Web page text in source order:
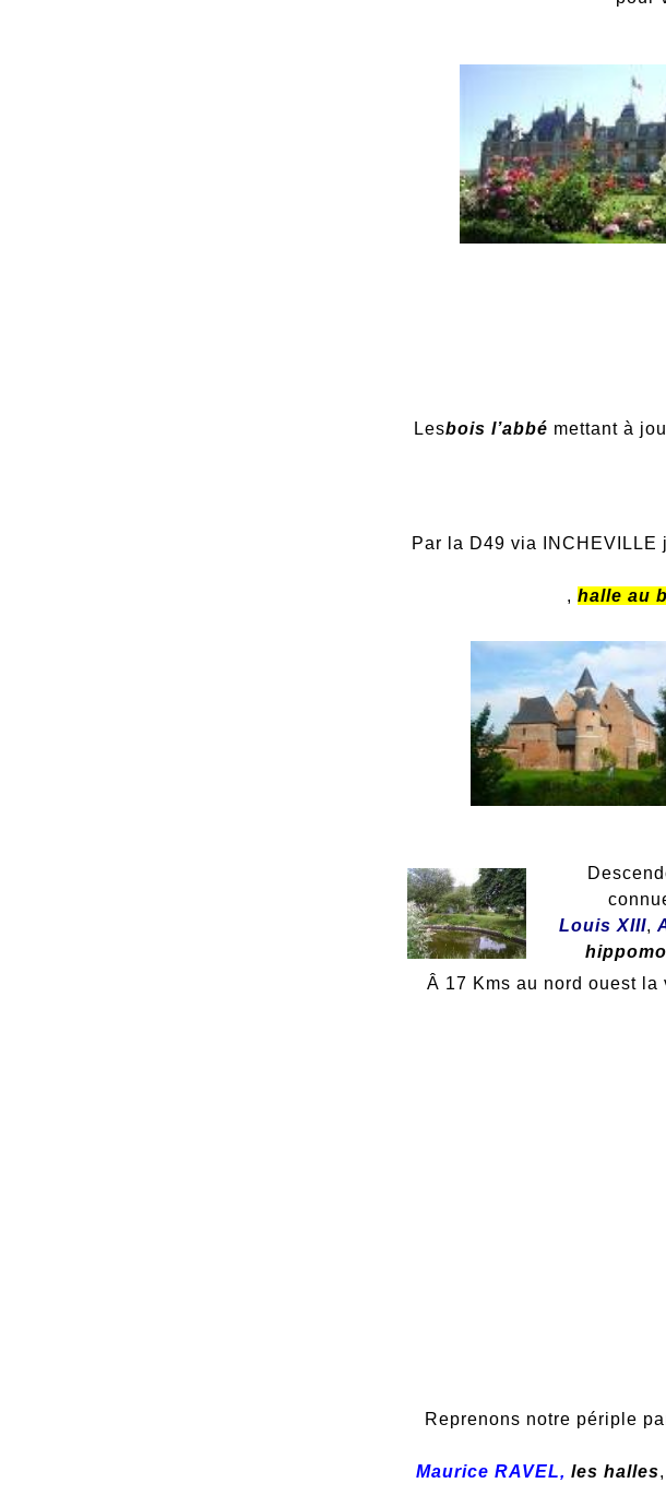
Lesbois l’abbé mettant à
Par la D49 via
, halle au
Louis XIII,
Â 17 Kms au nord ouest
Reprenons notre périple
Maurice RAVEL, les halles